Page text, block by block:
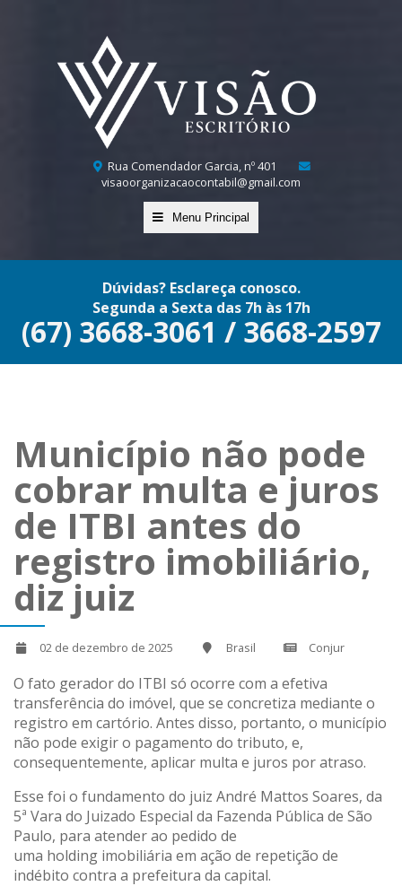
Rua Comendador Garcia, nº 401
visaoorganizacaocontabil@gmail.com
Menu Principal
Dúvidas? Esclareça conosco.
Segunda a Sexta das 7h às 17h
(67) 3668-3061 / 3668-2597
Município não pode
cobrar multa e juros
de ITBI antes do
registro imobiliário,
diz juiz
02 de dezembro de 2025 Brasil Conjur
O fato gerador do ITBI só ocorre com a efetiva
transferência do imóvel, que se concretiza mediante o
registro em cartório. Antes disso, portanto, o município
não pode exigir o pagamento do tributo, e,
consequentemente, aplicar multa e juros por atraso.
Esse foi o fundamento do juiz André Mattos Soares, da
5ª Vara do Juizado Especial da Fazenda Pública de São
Paulo, para atender ao pedido de
uma holding imobiliária em ação de repetição de
indébito contra a prefeitura da capital.